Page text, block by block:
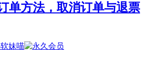
单方法，取消订单与退票